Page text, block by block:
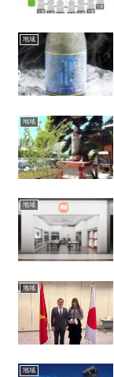
地域
地域
地域
地域
地域